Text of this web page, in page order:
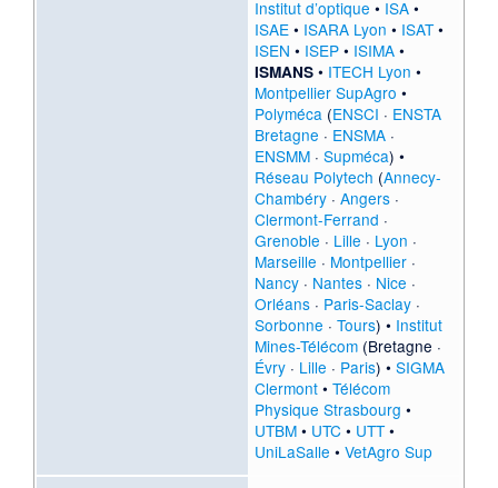
Institut d’optique • ISA•
ISAE• ISARA Lyon • ISAT•
ISEN • ISEP• ISIMA•
ISMANS• ITECH Lyon •
Montpellier SupAgro •
Polyméca(ENSCI · ENSTA
Bretagne · ENSMA·
ENSMM· Supméca) •
Réseau Polytech (Annecy-
Chambéry· Angers·
Clermont-Ferrand ·
Grenoble · Lille · Lyon ·
Marseille · Montpellier·
Nancy· Nantes· Nice ·
Orléans· Paris-Saclay·
Sorbonne · Tours) • Institut
Mines-Télécom(Bretagne ·
Évry· Lille · Paris) • SIGMA
Clermont• Télécom
Physique Strasbourg •
UTBM• UTC• UTT•
UniLaSalle • VetAgro Sup